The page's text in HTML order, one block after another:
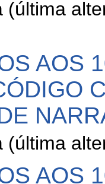
(última
AOS
(última
AOS